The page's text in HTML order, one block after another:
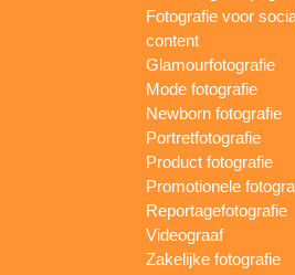
Fotografie voor
content
Glamourfotografie
Mode fotografie
Newborn fotografie
Portretfotografie
Product fotografie
Promotionele
Reportagefotografie
Videograaf
Zakelijke fotografie